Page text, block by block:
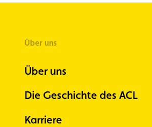
Über uns
Über uns
Die Geschichte des ACL
Karriere